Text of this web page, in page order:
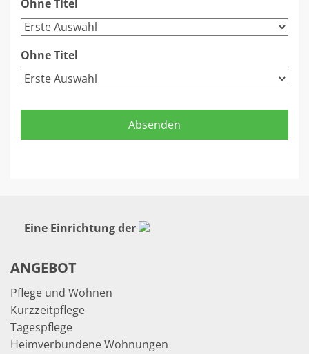
Ohne Titel
Ohne Titel
Eine Einrichtung der
ANGEBOT
Pflege und Wohnen
Kurzzeitpflege
Tagespflege
Heimverbundene Wohnungen